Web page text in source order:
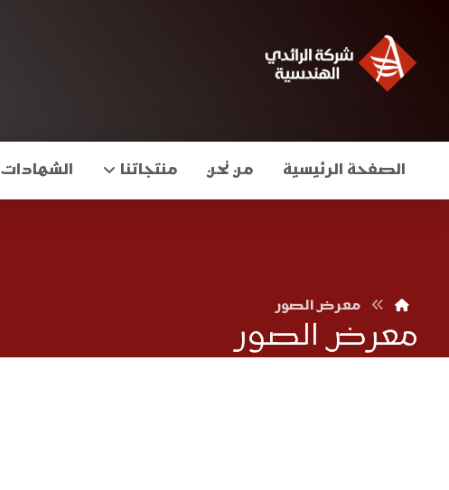
الصفحة الرئيسية من نحن منتجاتنا الشهادات
معرض الصور
معرض الصور